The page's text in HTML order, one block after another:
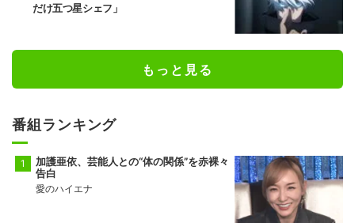
だけ五つ星シェフ」
もっと見る
番組ランキング
加護亜依、芸能人との“体の関係”を赤裸々
告白
愛のハイエナ